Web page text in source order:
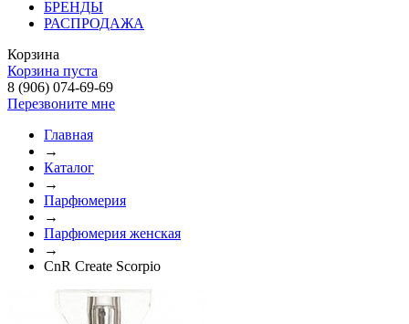
БРЕНДЫ
РАСПРОДАЖА
Корзина
Корзина пуста
8 (906) 074-69-69
Перезвоните мне
Главная
→
Каталог
→
Парфюмерия
→
Парфюмерия женская
→
CnR Create Scorpio